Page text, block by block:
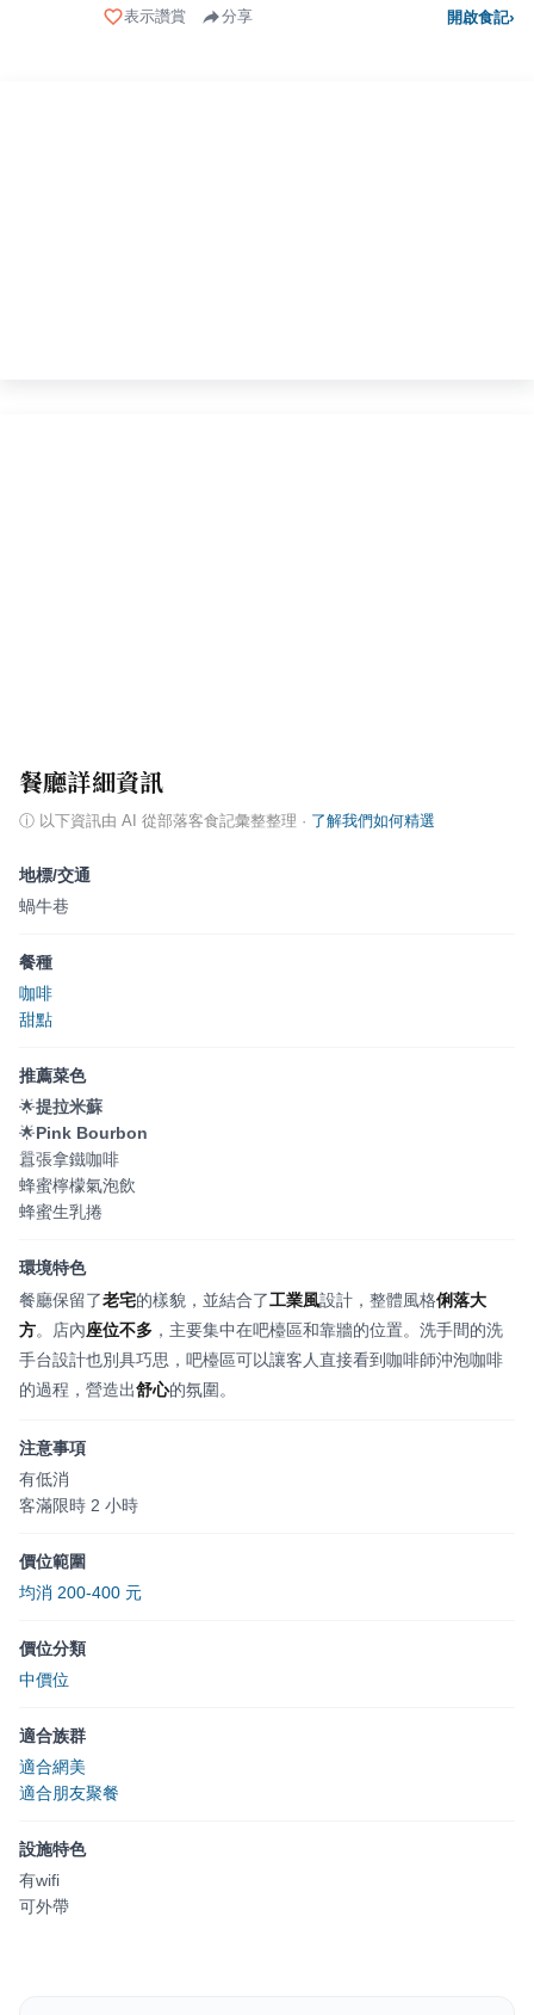
表示讚賞 分享 開啟食記›
餐廳詳細資訊
ⓘ 以下資訊由 AI 從部落客食記彙整整理 · 了解我們如何精選
地標/交通
蝸牛巷
餐種
咖啡
甜點
推薦菜色
🌟提拉米蘇
🌟Pink Bourbon
囂張拿鐵咖啡
蜂蜜檸檬氣泡飲
蜂蜜生乳捲
環境特色
餐廳保留了老宅的樣貌，並結合了工業風設計，整體風格俐落大
方。店內座位不多 ，主要集中在吧檯區和靠牆的位置。洗手間的洗
手台設計也別具巧思，吧檯區可以讓客人直接看到咖啡師沖泡咖啡
的過程，營造出舒心的氛圍。
注意事項
有低消
客滿限時 2 小時
價位範圍
均消 200-400 元
價位分類
中價位
適合族群
適合網美
適合朋友聚餐
設施特色
有wifi
可外帶